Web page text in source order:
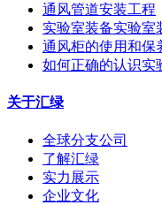
通风管道安装工程
实验室装备实验室
通风柜的使用和保
如何正确的认识实
关于汇绿
全球分支公司
了解汇绿
实力展示
企业文化